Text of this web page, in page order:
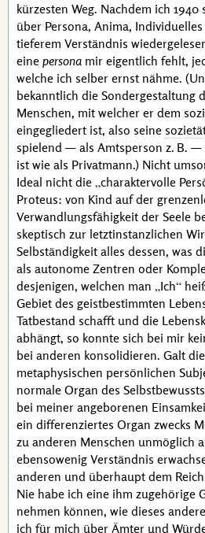
kürzesten Weg. Nachdem ich
über Persona, Anima,
tieferem Verständnis
eine persona mir eigentlich fehlt,
welche ich selber ernst nähme.
bekanntlich die Sondergestaltung
Menschen, mit welcher er dem
eingegliedert ist, also seine
spielend — als Amtsperson z. B. —
ist wie als Privatmann.) Nicht
Ideal nicht die charaktervolle
Proteus: von Kind auf der
Verwandlungsfähigkeit der Seele
skeptisch zur letztinstanzlichen
Selbständigkeit alles dessen, was
als autonome Zentren oder
desjenigen, welchen man
Ich
Gebiet des geistbestimmten
Tatbestand schafft und die
abhängt, so konnte sich bei mir
bei anderen konsolidieren. Galt
metaphysischen persönlichen
normale Organ des
bei meiner angeborenen
ein differenziertes Organ zwecks
zu anderen Menschen unmöglich
ebensowenig Verständnis
anderen und überhaupt dem
Nie habe ich eine ihm zugehörige
nehmen können, wie dieses
ich für mich über Ämter und